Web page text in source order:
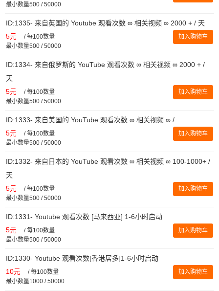
最小数量500 / 50000
ID:1335- 来自英国的 Youtube 观看次数 ∞ 相关视频 ∞ 2000 + / 天
5元 /每100数量
最小数量500 / 50000
加入购物车
ID:1334- 来自俄罗斯的 YouTube 观看次数 ∞ 相关视频 ∞ 2000 + /
天
5元 /每100数量
最小数量500 / 50000
加入购物车
ID:1333- 来自美国的 YouTube 观看次数 ∞ 相关视频 ∞ /
5元 /每100数量
最小数量500 / 50000
加入购物车
ID:1332- 来自日本的 YouTube 观看次数 ∞ 相关视频 ∞ 100-1000+ /
天
5元 /每100数量
最小数量500 / 50000
加入购物车
ID:1331- Youtube 观看次数 [马来西亚] 1-6小时启动
5元 /每100数量
最小数量500 / 50000
加入购物车
ID:1330- Youtube 观看次数[香港居多]1-6小时启动
10元 /每100数量
最小数量1000 / 50000
加入购物车